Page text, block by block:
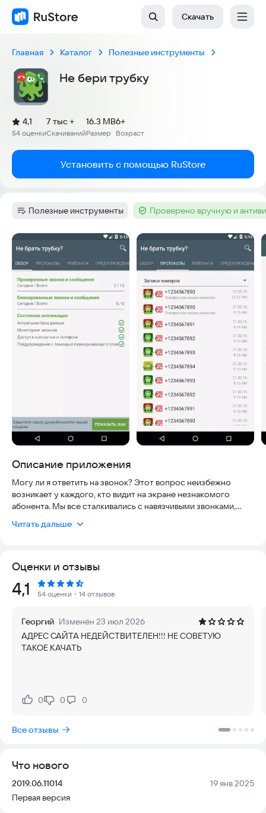
Скачать
Главная Каталог Полезные инструменты
Не бери трубку
Рейтинг:
4,1
(
54 оценки
)
Скачиваний
7 тыс +
Размер
16.3 MB
Возраст
6+
Установить с помощью RuStore
Категория:
Полезные инструменты Тег :Проверено вручную и
Скриншоты
Описание приложения
Могу ли я ответить на звонок? Этот вопрос неизбежно
возникает у каждого, кто видит на экране незнакомого
абонента. Мы все сталкивались с навязчивыми звонками,
звонками, которые отнимают время и деньги. Как узнать, что
Возможности предупреждений:
• Мгновенное отображение оценки номера сразу после
• Полностью исключает оценку сохраненных контактов и не
показывает их рейтинг
• Быстрый доступ к подробной информации о номере и
Возможные способы блокирования
Читать дальше
Оценки и отзывы
Рейтинг:
4,1 54 оценки ・14 отзывов
Георгий Изменён 23 июл 2026
АДРЕС САЙТА НЕДЕЙСТВИТЕЛЕН!!! НЕ СОВЕТУЮ
ТАКОЕ КАЧАТЬ
Нравится:
0Не нравится:
0 0
Все отзывы
Что нового
Версия:
2019.06.11014 Дата:
19 янв 2025
Первая версия